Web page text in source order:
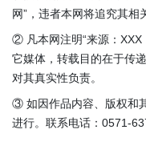
网”，违者本网将追究其相
② 凡本网注明“来源：XXX
它媒体，转载目的在于传
对其真实性负责。
③ 如因作品内容、版权和
进行。联系电话：0571-